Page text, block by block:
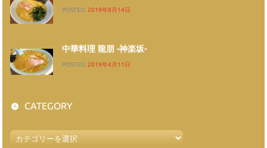
POSTED: 2019年8月14日
中華料理 龍朋 -神楽坂-
POSTED: 2019年4月11日
CATEGORY